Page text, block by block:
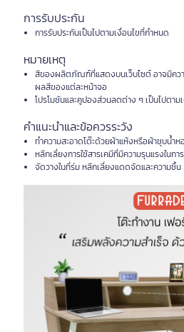
การรับประกัน
การรับประกันเป็นไปตามเงื่อนไขที่กำหนด
หมายเหตุ
สีของผลิตภัณฑ์ที่แสดงบนเว็บไซต์ อาจมีคว
ผลสีของแต่ละหน้าจอ
โปรโมชันและคูปองส่วนลดต่าง ๆ เป็นไปตา
คำแนะนำและข้อควรระวัง
ทำความสะอาดโต๊ะด้วยผ้าแห้งหรือผ้าชุบน้ำห
หลีกเลี่ยงการใช้สารเคมีที่มีความรุนแรงในกา
จัดวางในที่ร่ม หลีกเลี่ยงแดดจัดและความชื้น